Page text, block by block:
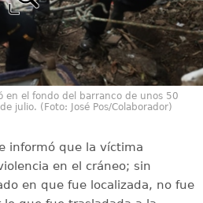
en el fondo del barranco de unos 50
julio. (Foto: José Pos/Colaborador)
informó que la víctima
en el cráneo; sin
en que fue localizada, no fue